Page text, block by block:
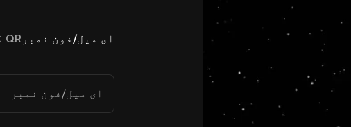
ای میل/فون نمبر QR کوڈ
ای میل/فون نمبر